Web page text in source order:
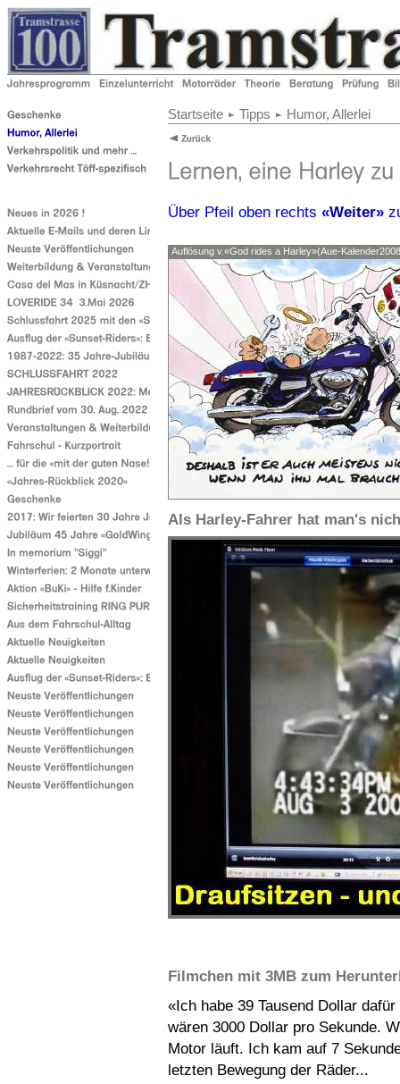
Startseite Tipps Humor, Allerlei
Über Pfeil oben rechts «Weiter»
Auflösung v.«God rides a Harley»(Aue-
Als Harley-Fahrer hat man's
Filmchen mit 3MB zum
«Ich habe 39 Tausend Dollar
wären 3000 Dollar pro Sekunde.
Motor läuft. Ich kam auf 7
letzten Bewegung der Räder...